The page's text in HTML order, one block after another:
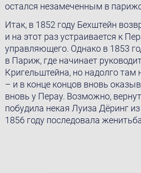
остался незамеченным в
Итак, в 1852 году Бехштейн
и на этот раз устраивается к
управляющего. Однако в 1853
в Париж, где начинает
Кригельштейна, но надолго там
– и в конце концов вновь
вновь у Перау. Возможно,
побудила некая Луиза Дёринг
1856 году последовала